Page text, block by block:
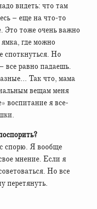
видеть: что там
– еще на что-то
Это тоже очень важно
где можно
споткнуться. Но
все равно падаешь.
Так что, мама
вещам меня
воспитание я все-
спорю. Я вообще
мнение. Если я
Но все
перетянуть.